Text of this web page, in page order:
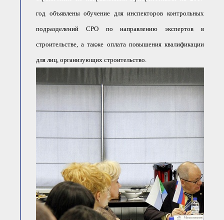
год объявлены обучение для инспекторов контрольных
подразделений СРО по направлению экспертов в
строительстве, а также оплата повышения квалификации
для лиц, организующих строительство.